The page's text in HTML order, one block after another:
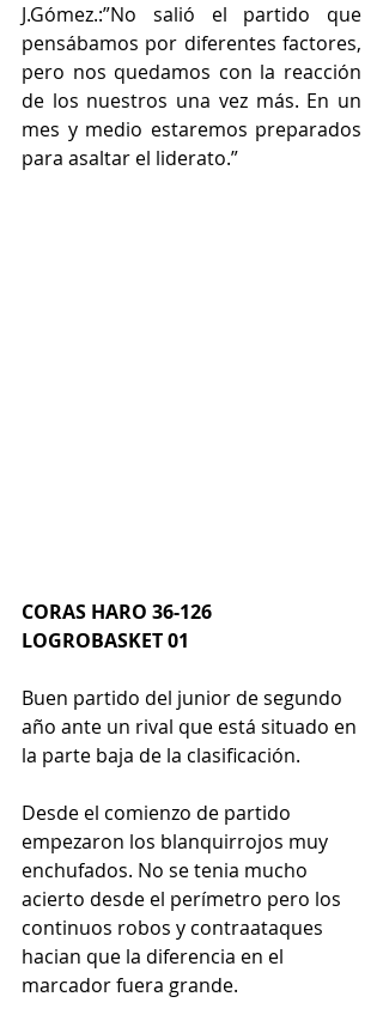
J.Gómez.:”No salió el partido que
pensábamos por diferentes factores,
pero nos quedamos con la reacción
de los nuestros una vez más. En un
mes y medio estaremos preparados
para asaltar el liderato.”
CORAS HARO 36-126
LOGROBASKET 01
Buen partido del junior de segundo
año ante un rival que está situado en
la parte baja de la clasificación.
Desde el comienzo de partido
empezaron los blanquirrojos muy
enchufados. No se tenia mucho
acierto desde el perímetro pero los
continuos robos y contraataques
hacian que la diferencia en el
marcador fuera grande.